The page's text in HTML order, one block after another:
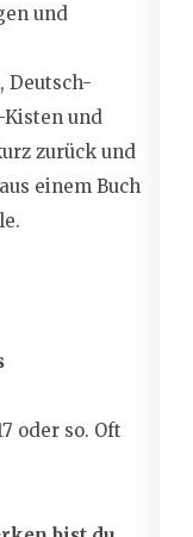
und
Deutsch-
und
zurück und
einem Buch
oder so. Oft